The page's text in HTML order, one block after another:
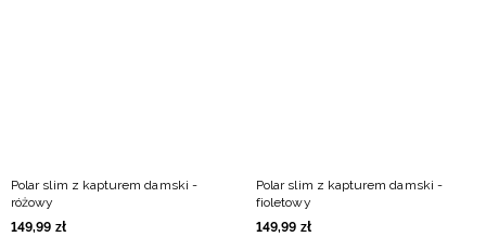
Polar slim z kapturem damski -
różowy
149,99 zł
Polar slim z kapturem damski -
fioletowy
149,99 zł